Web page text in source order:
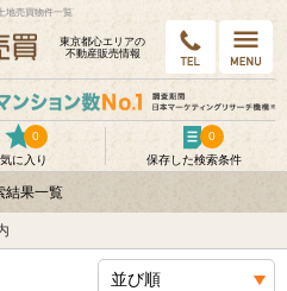
地売買物件一覧
東京都⼼エリアの
不動産販売情報
に入り
0
保存した検索条件
0
結果一覧